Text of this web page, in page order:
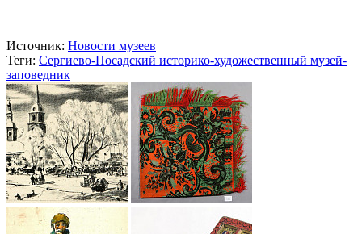
Источник: Новости музеев
Теги: Сергиево-Посадский историко-художественный музей-
заповедник